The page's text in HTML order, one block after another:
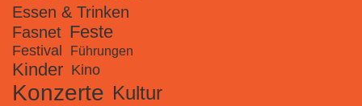
Essen & Trinken
Fasnet Feste
Festival Führungen
Kinder Kino
Konzerte Kultur